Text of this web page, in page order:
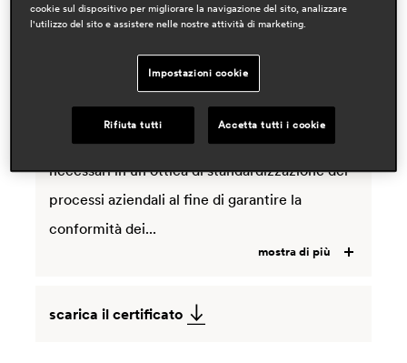
UNI EN ISO 9001:2015
La norma ISO 9001:2015 definisce i requisiti
necessari in un'ottica di standardizzazione dei
processi aziendali al fine di garantire la
conformità dei...
mostra di più
scarica il certificato
cookie sul dispositivo per migliorare la navigazione del sito, analizzare
l'utilizzo del sito e assistere nelle nostre attività di marketing.
Impostazioni cookie
Rifiuta tutti Accetta tutti i cookie